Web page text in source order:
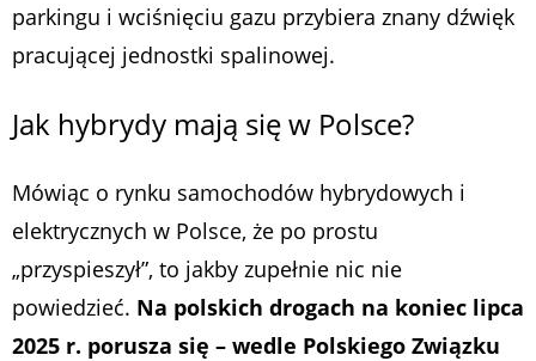
parkingu i wciśnięciu gazu przybiera znany dźwięk
pracującej jednostki spalinowej.
Jak hybrydy mają się w Polsce?
Mówiąc o rynku samochodów hybrydowych i
elektrycznych w Polsce, że po prostu
„przyspieszył”, to jakby zupełnie nic nie
powiedzieć. Na polskich drogach na koniec lipca
2025 r. porusza się – wedle Polskiego Związku